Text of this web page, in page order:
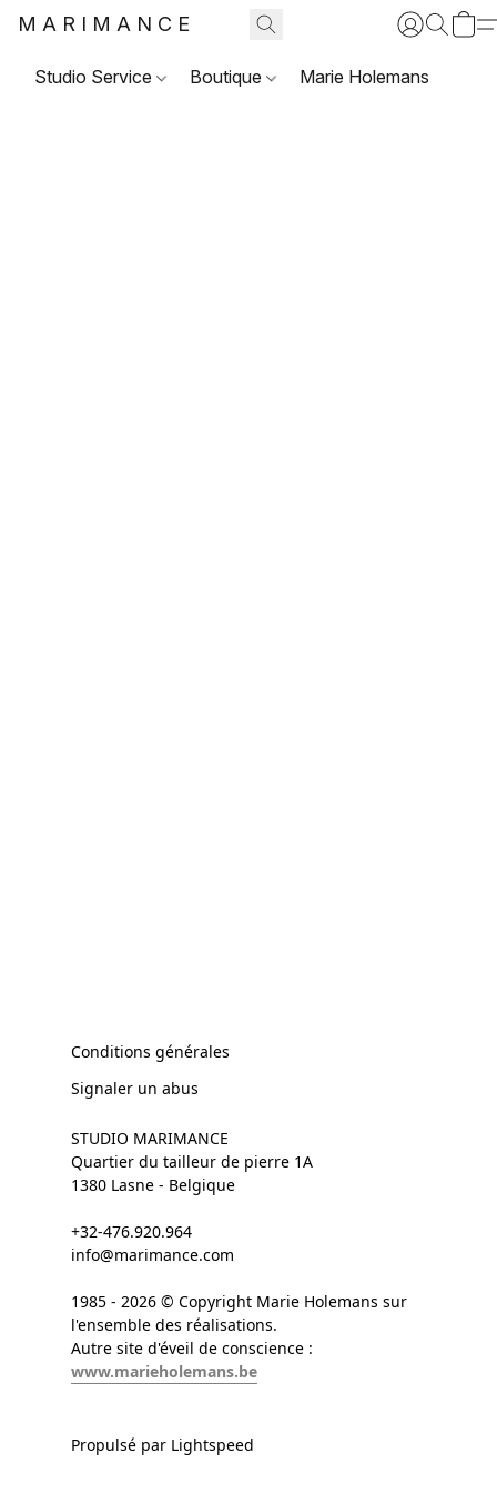
MARIMANCE
Studio Service Boutique Marie Holemans
Conditions générales
Signaler un abus
STUDIO MARIMANCE
Quartier du tailleur de pierre 1A
1380 Lasne - Belgique
+32-476.920.964
info@marimance.com
1985 - 2026 © Copyright Marie Holemans sur
l'ensemble des réalisations.
Autre site d'éveil de conscience :
www.marieholemans.be
Propulsé par Lightspeed